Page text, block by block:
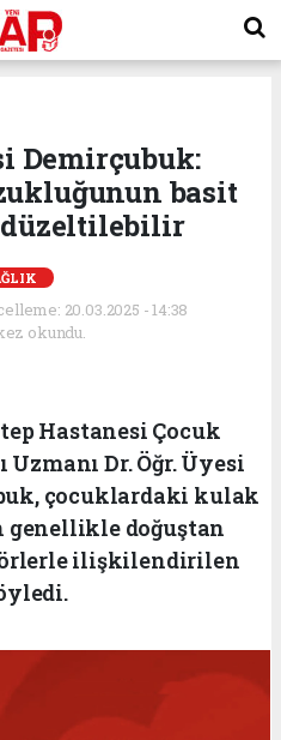
Demirçubuk:
basit
20.03.2025 - 14:38
okundu.
Hastanesi Çocuk
Uzmanı Dr. Öğr. Üyesi
çocuklardaki kulak
genellikle doğuştan
ilişkilendirilen